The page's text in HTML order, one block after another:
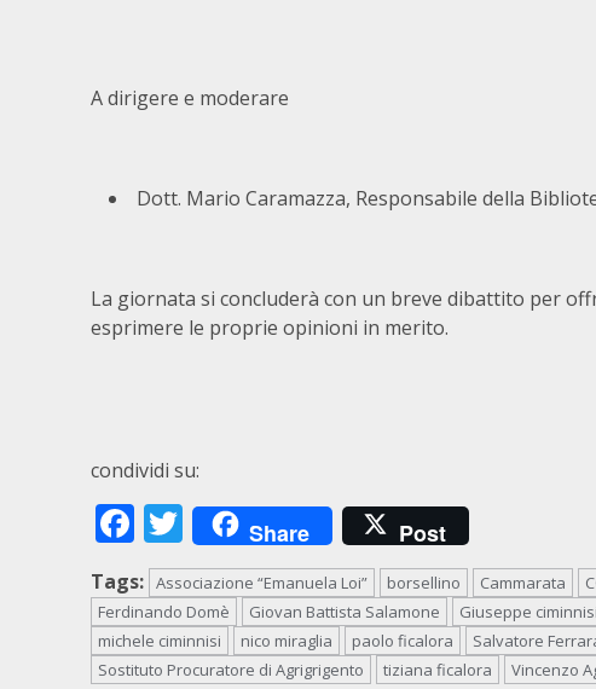
A dirigere e moderare
Dott. Mario Caramazza, Responsabile della
La giornata si concluderà con un breve dibattito per
esprimere le proprie opinioni in merito.
condividi su:
Facebook
Twitter
Share Post
Tags: Associazione “Emanuela Loi” borsellino Cammarata
Ferdinando Domè
Giovan Battista Salamone Giuseppe ciminnisi
michele ciminnisi
nico miraglia paolo ficalora Salvatore
Sostituto Procuratore di Agrigrigento
tiziana ficalora Vincenzo